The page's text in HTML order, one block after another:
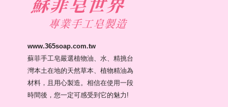
www.365soap.com.tw
蘇菲手工皂嚴選植物油、水、精挑台
灣本土在地的天然草本、植物精油為
材料，且用心製造。相信在使用一段
時間後，您一定可感受到它的魅力!